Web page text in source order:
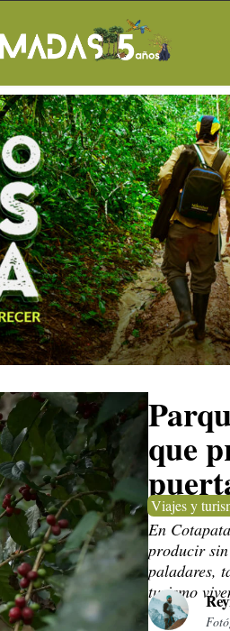
que
Viajes y
En
producir
paladares,
turismo